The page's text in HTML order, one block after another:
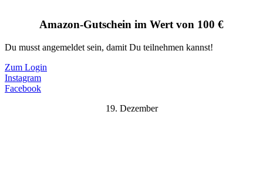
Amazon-Gutschein im Wert von 100 €
Du musst angemeldet sein, damit Du teilnehmen kannst!
Zum Login
Instagram
Facebook
19. Dezember